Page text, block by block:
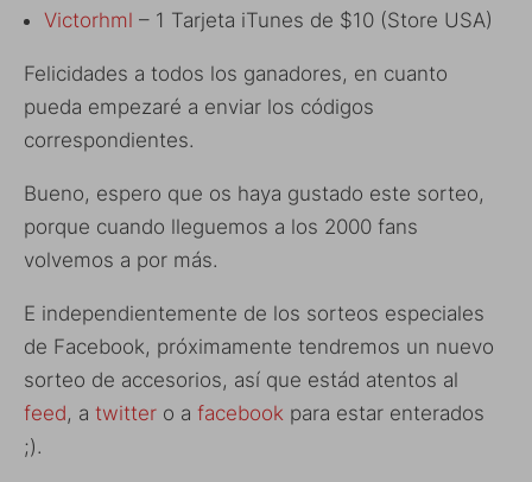
Victorhml – 1 Tarjeta iTunes de $10 (Store USA)
Felicidades a todos los ganadores, en cuanto
pueda empezaré a enviar los códigos
correspondientes.
Bueno, espero que os haya gustado este sorteo,
porque cuando lleguemos a los 2000 fans
volvemos a por más.
E independientemente de los sorteos especiales
de Facebook, próximamente tendremos un nuevo
sorteo de accesorios, así que estád atentos al
feed, a twitter o a facebook para estar enterados
;).